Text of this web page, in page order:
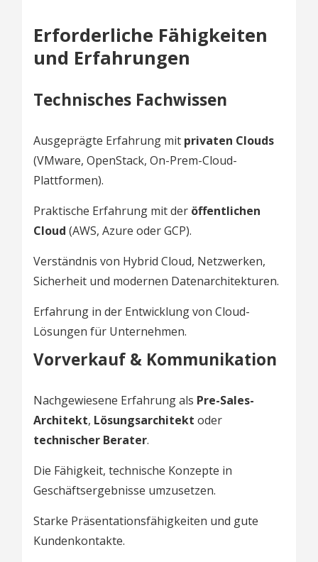
Erforderliche Fähigkeiten
und Erfahrungen
Technisches Fachwissen
Ausgeprägte Erfahrung mit privaten Clouds
(VMware, OpenStack, On-Prem-Cloud-
Plattformen).
Praktische Erfahrung mit der öffentlichen
Cloud (AWS, Azure oder GCP).
Verständnis von Hybrid Cloud, Netzwerken,
Sicherheit und modernen Datenarchitekturen.
Erfahrung in der Entwicklung von Cloud-
Lösungen für Unternehmen.
Vorverkauf & Kommunikation
Nachgewiesene Erfahrung als Pre-Sales-
Architekt, Lösungsarchitekt oder
technischer Berater.
Die Fähigkeit, technische Konzepte in
Geschäftsergebnisse umzusetzen.
Starke Präsentationsfähigkeiten und gute
Kundenkontakte.